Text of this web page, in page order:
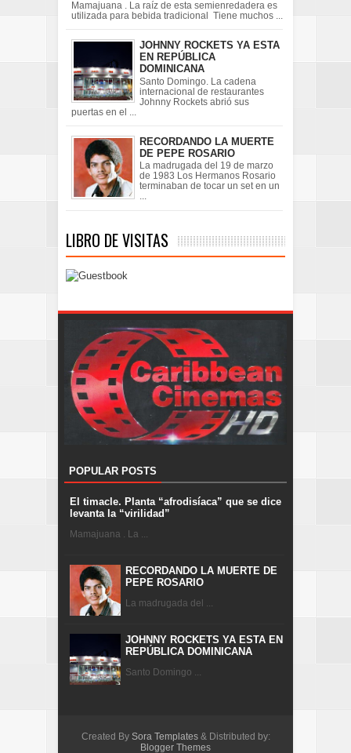
Mamajuana . La raíz de esta semienredadera es
utilizada para bebida tradicional Tiene muchos ...
JOHNNY ROCKETS YA ESTA
EN REPÚBLICA
DOMINICANA
Santo Domingo. La cadena
internacional de restaurantes
Johnny Rockets abrió sus
puertas en el ...
RECORDANDO LA MUERTE
DE PEPE ROSARIO
La madrugada del 19 de marzo
de 1983 Los Hermanos Rosario
terminaban de tocar un set en un
...
LIBRO DE VISITAS
POPULAR POSTS
El timacle. Planta “afrodisíaca” que se dice
levanta la “virilidad”
Mamajuana . La ...
RECORDANDO LA MUERTE DE
PEPE ROSARIO
La madrugada del ...
JOHNNY ROCKETS YA ESTA EN
REPÚBLICA DOMINICANA
Santo Domingo ...
Created By Sora Templates& Distributed by:
Blogger Themes